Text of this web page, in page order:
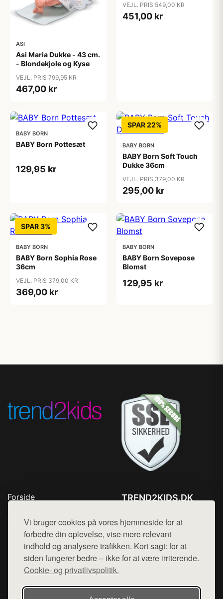
Vi bruger cookies på vores hjemmeside for at
forbedre din oplevelse, vise mere relevant
indhold og analysere trafikken. Kort sagt: for at
siden fungerer bedre – ikke for at være irriterende.
Cookie- og privatlivspolitik.
ASI
Asi Maria Dukke - 43 cm.
- Blondekjole og Kyse
VEJL. PRIS 799,95 KR
467,00 kr
VEJL. PRIS 549,00 KR
451,00 kr
BABY BORN
BABY Born Pottesæt
129,95 kr
SPAR 22%
BABY BORN
BABY Born Soft Touch
Dukke 36cm
VEJL. PRIS 379,00 KR
295,00 kr
SPAR 3%
BABY BORN
BABY Born Sophia Rose
36cm
VEJL. PRIS 379,00 KR
369,00 kr
BABY BORN
BABY Born Sovepose
Blomst
129,95 kr
Forside
Top Rabatter
Blog
Kontakt
TREND2KIDS.DK
Mail: hej@want.dk
Cookie- og privatlivspolitik